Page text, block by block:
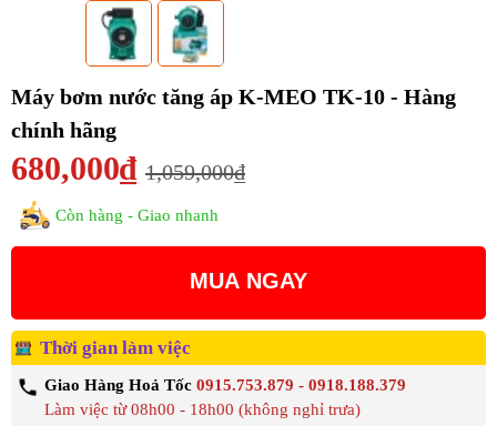
Máy bơm nước tăng áp K-MEO TK-10 - Hàng
chính hãng
680,000₫ 1,059,000₫
Còn hàng - Giao nhanh
MUA NGAY
Thời gian làm việc
Giao Hàng Hoả Tốc 0915.753.879 - 0918.188.379
Làm việc từ 08h00 - 18h00 (không nghỉ trưa)